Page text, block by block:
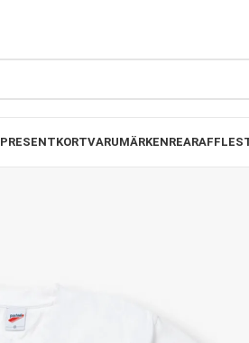
PRESENTKORTVARUMÄRKENREARAFFLE